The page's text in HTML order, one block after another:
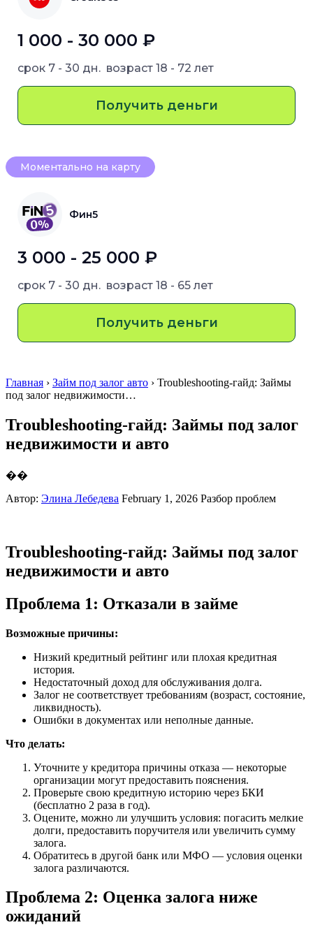
1 000 - 30 000 ₽
срок 7 - 30 дн. возраст 18 - 72 лет
Получить деньги
Моментально на карту
Фин5
3 000 - 25 000 ₽
срок 7 - 30 дн. возраст 18 - 65 лет
Получить деньги
Главная › Займ под залог авто › Troubleshooting-гайд: Займы
под залог недвижимости…
Troubleshooting-гайд: Займы под залог
недвижимости и авто
��
Автор: Элина Лебедева February 1, 2026 Разбор проблем
Troubleshooting-гайд: Займы под залог
недвижимости и авто
Проблема 1: Отказали в займе
Возможные причины:
Низкий кредитный рейтинг или плохая кредитная
история.
Недостаточный доход для обслуживания долга.
Залог не соответствует требованиям (возраст, состояние,
ликвидность).
Ошибки в документах или неполные данные.
Что делать:
Уточните у кредитора причины отказа — некоторые
организации могут предоставить пояснения.
Проверьте свою кредитную историю через БКИ
(бесплатно 2 раза в год).
Оцените, можно ли улучшить условия: погасить мелкие
долги, предоставить поручителя или увеличить сумму
залога.
Обратитесь в другой банк или МФО — условия оценки
залога различаются.
Проблема 2: Оценка залога ниже
ожиданий